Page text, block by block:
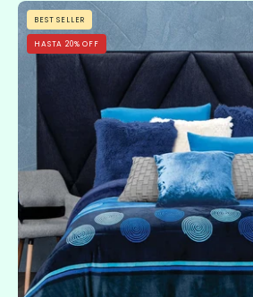
Cobertor
Flannel
Con
Borrega
Sfera
BEST SELLER
HASTA 20% OFF